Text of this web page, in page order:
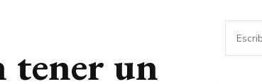
tener un
¿Buscas
algo?